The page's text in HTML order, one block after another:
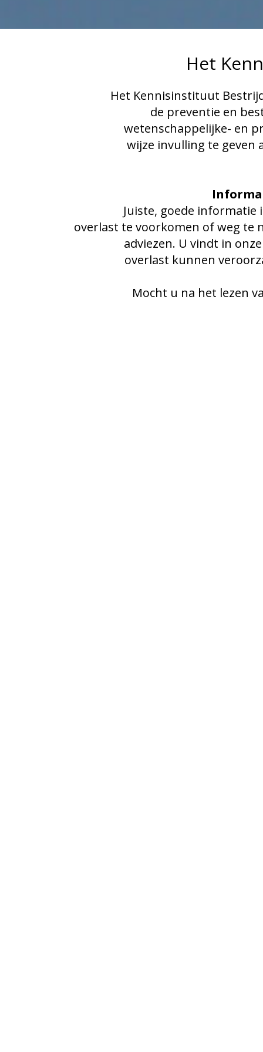
Het
Het Kennisinstituut
de preventie en
wetenschappelijke- en
wijze invulling te geven
Juiste, goede
overlast te voorkomen of weg te
adviezen. U vindt in
overlast kunnen
Mocht u na het lezen